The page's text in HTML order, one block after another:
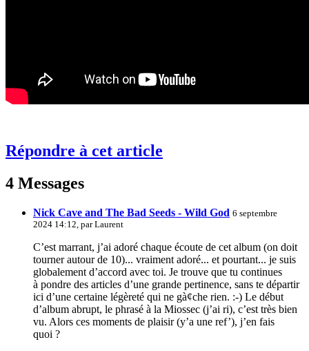
Répondre à cet article
4 Messages
Nick Cave and The Bad Seeds - Wild God 6 septembre
2024 14:12, parLaurent
C’est marrant, j’ai adoré chaque écoute de cet album (on doit
tourner autour de 10)... vraiment adoré... et pourtant... je suis
globalement d’accord avec toi. Je trouve que tu continues
à pondre des articles d’une grande pertinence, sans te départir
ici d’une certaine légèreté qui ne gà¢che rien. :-) Le début
d’album abrupt, le phrasé à la Miossec (j’ai ri), c’est très bien
vu. Alors ces moments de plaisir (y’a une ref’), j’en fais
quoi ?